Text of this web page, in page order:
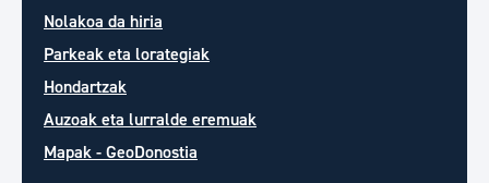
Nolakoa da hiria
Parkeak eta lorategiak
Hondartzak
Auzoak eta lurralde eremuak
Mapak - GeoDonostia